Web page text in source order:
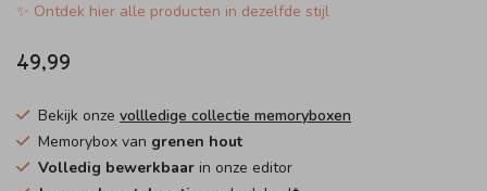
✨ Ontdek hier alle producten in dezelfde stijl
49,99
Bekijk onze vollledige collectie memoryboxen
Memorybox van grenen hout
Volledig bewerkbaar in onze editor